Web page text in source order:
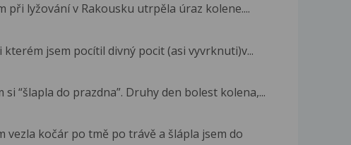
při lyžování v Rakousku utrpěla úraz kolene....
jsem pocítil divný pocit (asi vyvrknuti)v...
“šlapla do prazdna”. Druhy den bolest kolena,...
vezla kočár po tmě po trávě a šlápla jsem do